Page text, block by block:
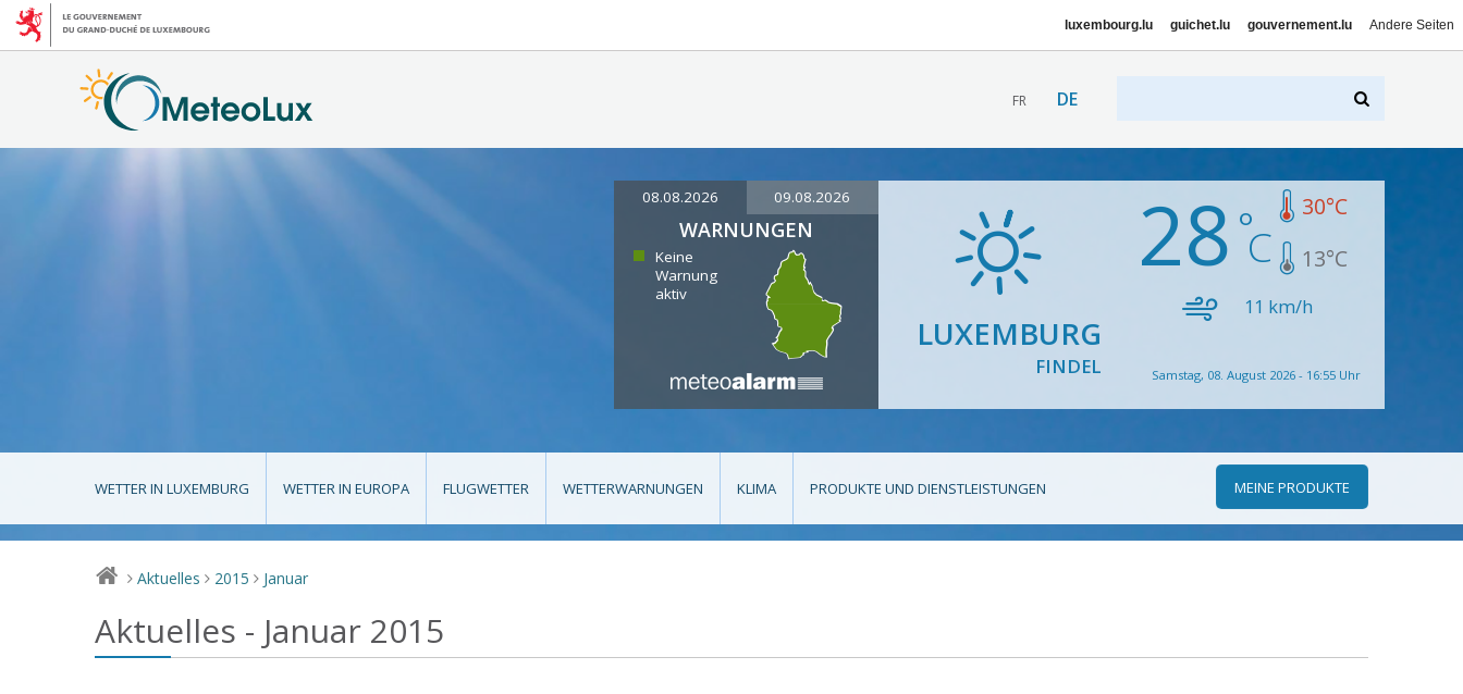
luxembourg.lu guichet.lu gouvernement.lu Andere Seiten
FR DE
08.08.2026 09.08.2026
WARNUNGEN
Keine
Warnung
aktiv
LUXEMBURG
FINDEL
28 30°C
13°C
11 km/h
Samstag, 08. August 2026 - 16:55 Uhr
WETTER IN LUXEMBURG WETTER IN EUROPA FLUGWETTER WETTERWARNUNGEN KLIMA PRODUKTE UND DIENSTLEISTUNGEN MEINE PRODUKTE
> Aktuelles > 2015 > Januar
Aktuelles - Januar 2015